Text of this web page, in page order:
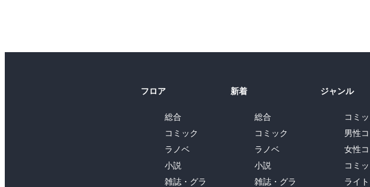
フロア
総合
コミック
ラノベ
小説
雑誌・グラ
新着
総合
コミック
ラノベ
小説
雑誌・グラ
ジャンル
コミ
男性
女性
コミ
ライ